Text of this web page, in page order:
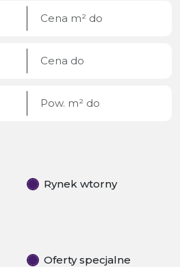
Rynek wtorny
Oferty specjalne